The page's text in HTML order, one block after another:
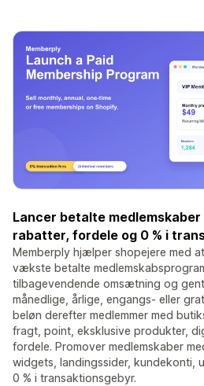
Lancer betalte
rabatter, fordele og 0 % i
Memberply hjælper shopejere med
vækste betalte
tilbagevendende omsætning og
månedlige, årlige, engangs- eller
beløn derefter medlemmer med
fragt, point, eksklusive produkter,
fordele. Promover medlemskaber
widgets, landingssider, kundekonti,
0 % i transaktionsgebyr.